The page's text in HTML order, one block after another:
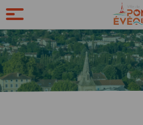
Pôle
tranquillité
Ville
verte